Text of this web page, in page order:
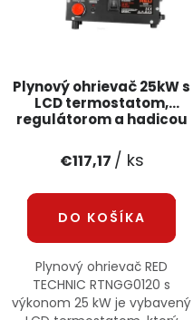
Plynový ohrievač 25kW s
LCD termostatom,
regulátorom a hadicou
€117,17 / ks
DO KOŠÍKA
Plynový ohrievač RED
TECHNIC RTNGG0120 s
výkonom 25 kW je vybavený